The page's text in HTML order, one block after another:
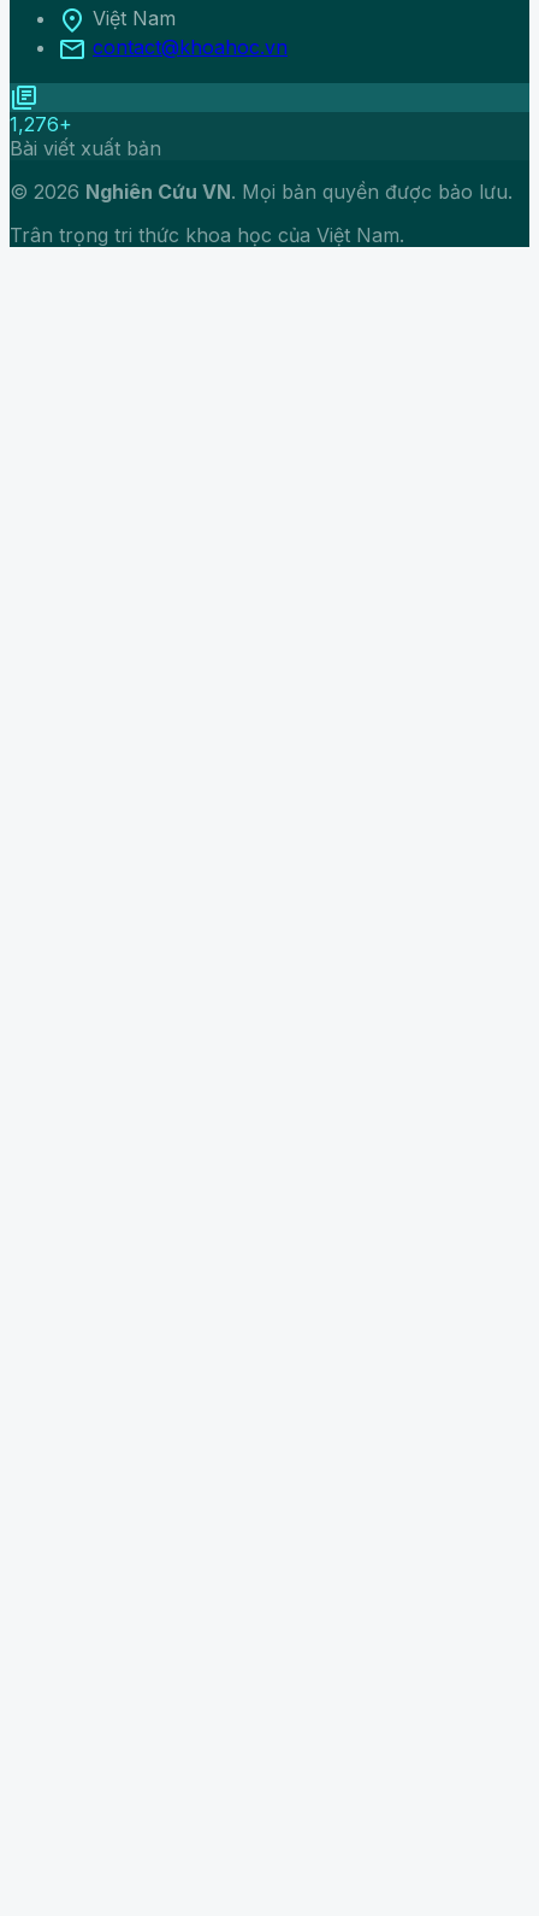
location_on Việt Nam
mail contact@khoahoc.vn
library_books
1,276+
Bài viết xuất bản
© 2026 Nghiên Cứu VN. Mọi bản quyền được bảo lưu.
Trân trọng tri thức khoa học của Việt Nam.